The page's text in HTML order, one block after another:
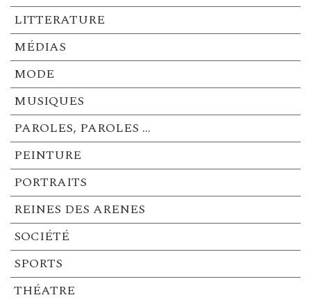
LITTERATURE
MÉDIAS
MODE
MUSIQUES
PAROLES, PAROLES …
PEINTURE
PORTRAITS
REINES DES ARENES
SOCIÉTÉ
SPORTS
THÉATRE